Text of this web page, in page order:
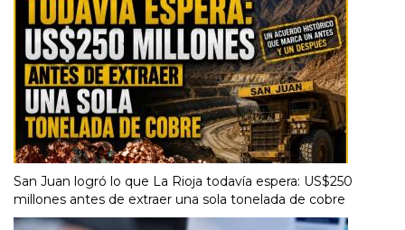
San Juan logró lo que La Rioja todavía espera: US$250
millones antes de extraer una sola tonelada de cobre